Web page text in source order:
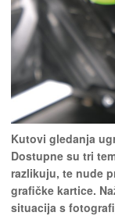
Kutovi gledanja
Dostupne su tri
razlikuju, te nude
grafičke kartice.
situacija s